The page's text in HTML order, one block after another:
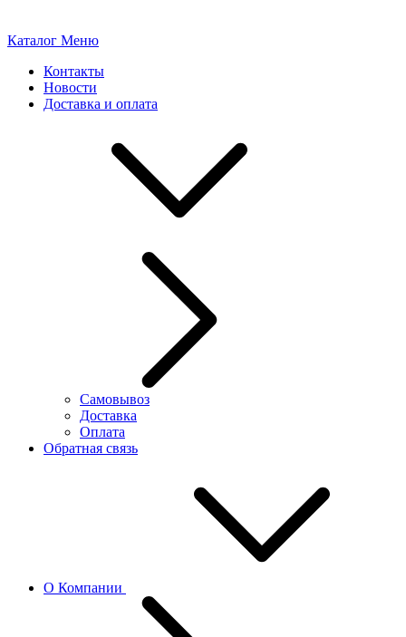
Каталог Меню
Контакты
Новости
Доставка и оплата
Самовывоз
Доставка
Оплата
Обратная связь
О Компании